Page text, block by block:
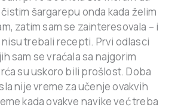
šargarepu onda kada želim
zatim sam se zainteresovala – i
trebali recepti. Prvi odlasci
sam se vraćala sa najgorim
su uskoro bili prošlost. Doba
nije vreme za učenje ovakvih
kada ovakve navike već treba